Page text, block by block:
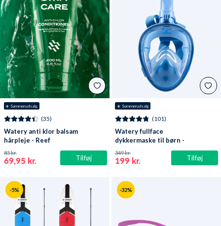
☀️ Sommerudsalg
Tilføj
(35)
Watery anti klor balsam
hårpleje - Reef
69,95 kr.
85 kr.
☀️ Sommerudsalg
Tilføj
(101)
Watery fullface
dykkermaske til børn -
Oxygen - Atlantic Blue
199 kr.
349 kr.
-5% -32%